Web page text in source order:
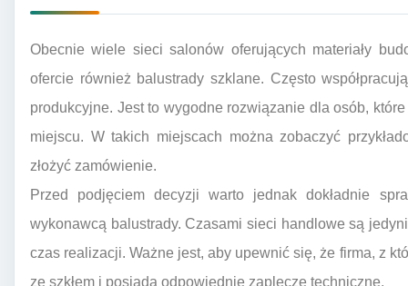
Obecnie wiele sieci salonów oferujących materiały
ofercie również balustrady szklane. Często
produkcyjne. Jest to wygodne rozwiązanie dla osób,
miejscu. W takich miejscach można zobaczyć
złożyć zamówienie.
Przed podjęciem decyzji warto jednak dokładnie
wykonawcą balustrady. Czasami sieci handlowe są
czas realizacji. Ważne jest, aby upewnić się, że firma, z
ze szkłem i posiada odpowiednie zaplecze techniczne.